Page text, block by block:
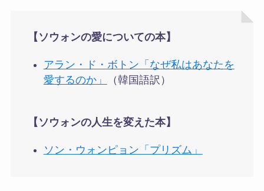
【ソウォンの愛についての本】
アラン・ド・ボトン「なぜ私はあなたを
愛するのか」
（韓国語訳）
【ソウォンの人生を変えた本】
ソン・ウォンピョン「プリズム」